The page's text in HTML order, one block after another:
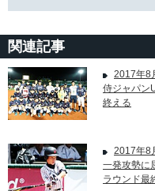
関連記事
2017年8
侍ジャパン
終える
2017年8
一発攻勢に
ラウンド最